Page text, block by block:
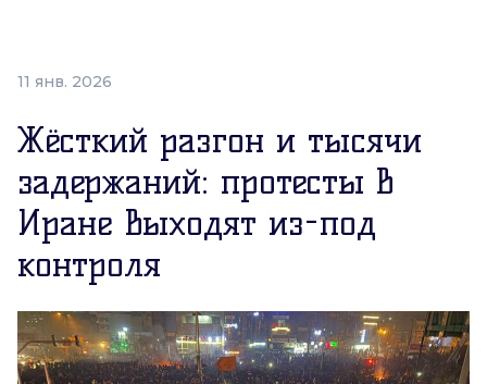
11 янв. 2026
Жёсткий разгон и тысячи
задержаний: протесты в
Иране выходят из-под
контроля